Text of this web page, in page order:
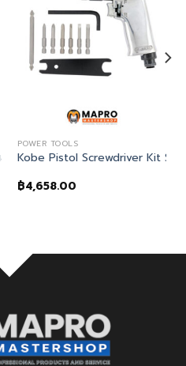
มด้ามจับปืน
POWER TOOLS
Kobe Pistol Screwdriver Kit
฿4,658.00